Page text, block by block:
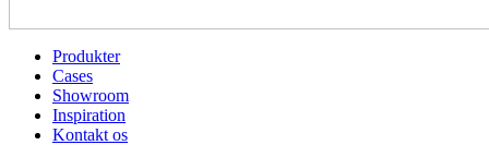
Produkter
Cases
Showroom
Inspiration
Kontakt os